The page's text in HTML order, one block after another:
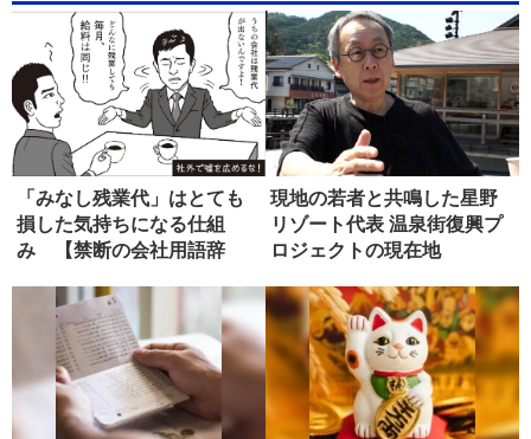
「みなし残業代」はとても
損した気持ちになる仕組
み 【禁断の会社用語辞
現地の若者と共鳴した星野
リゾート代表 温泉街復興プ
ロジェクトの現在地